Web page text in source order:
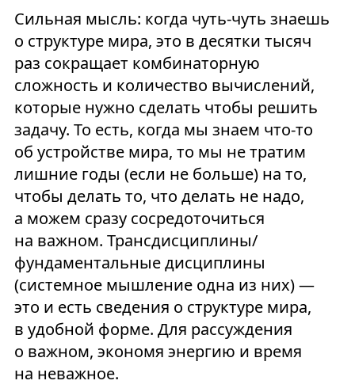
Сильная мысль: когда чуть-чуть знаешь
о структуре мира, это в десятки тысяч
раз сокращает комбинаторную
сложность и количество вычислений,
которые нужно сделать чтобы решить
задачу. То есть, когда мы знаем что-то
об устройстве мира, то мы не тратим
лишние годы (если не больше) на то,
чтобы делать то, что делать не надо,
а можем сразу сосредоточиться
на важном. Трансдисциплины/
фундаментальные дисциплины
(системное мышление одна из них) —
это и есть сведения о структуре мира,
в удобной форме. Для рассуждения
о важном, экономя энергию и время
на неважное.